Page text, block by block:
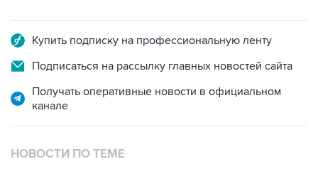
хоккейного клуба.
34-летний форвард подписал с "Сибирью"
контракт на один сезон.
"Для нас Евгений - прежде всего, опытный
игрок. Да, со своей историей, но этот
умеет играть в большинстве, здорово